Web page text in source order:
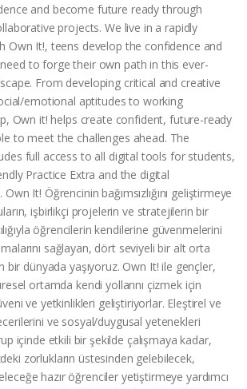
and become future ready through
projects. We live in a rapidly
Own It!, teens develop the confidence and
to forge their own path in this ever-
From developing critical and creative
emotional aptitudes to working
Own it! helps create confident, future-ready
to meet the challenges ahead. The
full access to all digital tools for students,
Practice Extra and the digital
It! Öğrencinin bağımsızlığını geliştirmeye
işbirlikçi projelerin ve stratejilerin bir
öğrencilerin kendilerine güvenmelerini
sağlayan, dört seviyeli bir alt orta
bir dünyada yaşıyoruz. Own It! ile gençler,
ortamda kendi yollarını çizmek için
ve yetkinlikleri geliştiriyorlar. Eleştirel ve
ve sosyal/duygusal yetenekleri
içinde etkili bir şekilde çalışmaya kadar,
zorlukların üstesinden gelebilecek,
hazır öğrenciler yetiştirmeye yardımcı